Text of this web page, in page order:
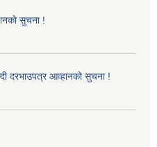
सुचना !
दरभाउपत्र आव्हानको सुचना !